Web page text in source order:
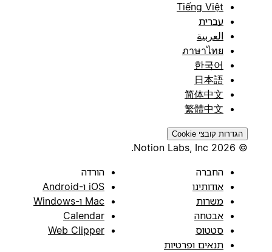
Tiếng Việt
עברית
العربية
ภาษาไทย
한국어
日本語
简体中文
繁體中文
הגדרות קובצי Cookie
החברה
אודותינו
משרות
אבטחה
סטטוס
תנאים ופרטיות
הורדה
iOS ו-Android
Mac ו-Windows
Calendar
Web Clipper